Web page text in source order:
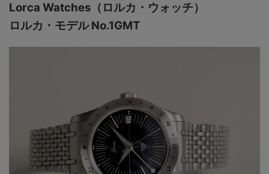
Lorca Watches（ロルカ・ウォッチ）
ロルカ・モデル No.1GMT